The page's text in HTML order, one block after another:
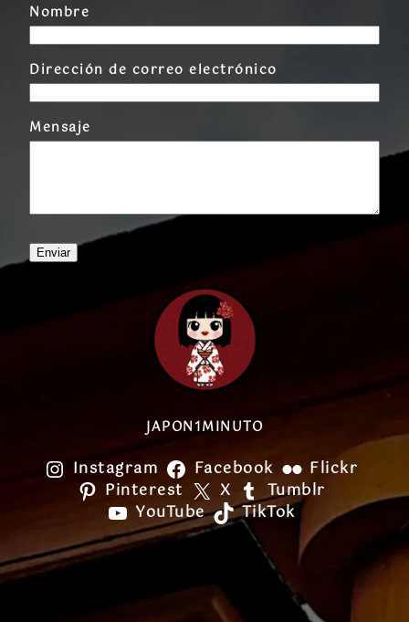
Nombre
Dirección de correo electrónico
Mensaje
Enviar
JAPON1MINUTO
Instagram Facebook
Flickr
Pinterest
X
Tumblr
YouTube
TikTok